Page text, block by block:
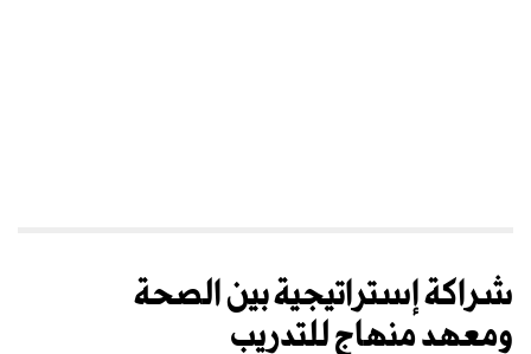
شراكة إستراتيجية بين الصحة
ومعهد منهاج للتدريب